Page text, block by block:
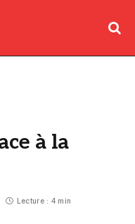
à la
Lecture : 4 min